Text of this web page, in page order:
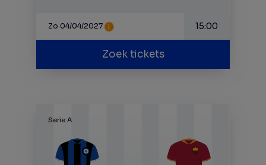
Zo 04/04/2027 15:00
Zoek tickets
Serie A